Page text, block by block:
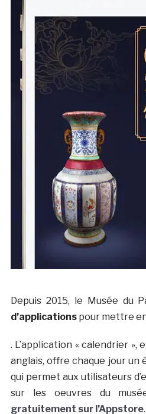
Depuis 2015, le Musée du
d’applicationspour mettre
. L’application « calendrier
anglais, offre chaque jour un
qui permet aux utilisateurs
sur les oeuvres du
gratuitement sur l’Appstore.